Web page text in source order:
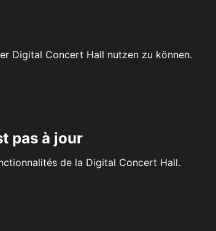
Digital Concert Hall nutzen zu können.
pas à jour
de la Digital Concert Hall.